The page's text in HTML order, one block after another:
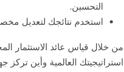
التحسين.
استخدم نتائجك لتعديل
من خلال قياس عائد الاستثمار
استراتيجيتك العالمية وأين